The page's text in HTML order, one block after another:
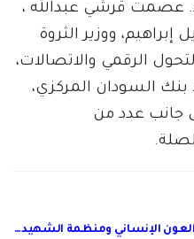
عصمت قرشي عبدالله ،
إبراهيم، ووزير الثروة
الرقمي والاتصالات،
بنك السودان المركزي،
جانب عدد من
الإنساني ومنظمة الشهيد…